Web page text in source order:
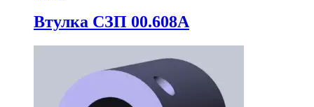
Втулка СЗП 00.608А